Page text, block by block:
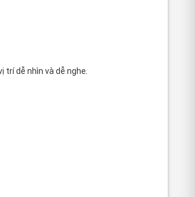
dễ nhìn và dễ nghe.